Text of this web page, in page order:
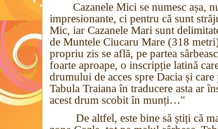
Cazanele Mici se numesc așa,
impresionante, ci pentru că sunt
Mic, iar Cazanele Mari sunt
de Muntele Ciucaru Mare (318
propriu zis se află, pe partea
foarte aproape, o inscripție latină
drumului de acces spre Dacia și
Tabula Traiana în traducere asta ar
acest drum scobit în munți…"
De altfel, este bine să știți că